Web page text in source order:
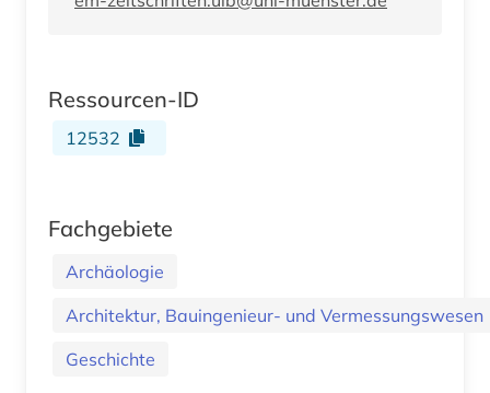
Ressourcen-ID
12532
Fachgebiete
Archäologie
Architektur, Bauingenieur- und Vermessungswesen
Geschichte